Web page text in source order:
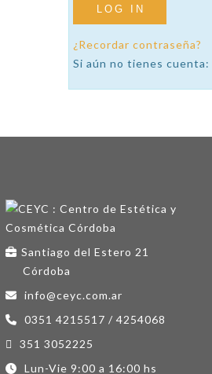
¿Recordar contraseña?
Si aún no tienes cuenta:
Santiago del Estero 21
Córdoba
info@ceyc.com.ar
0351 4215517 / 4254068
351 3052225
Lun-Vie 9:00 a 16:00 hs